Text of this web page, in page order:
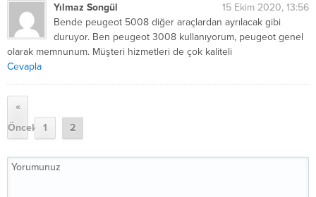
Yılmaz Songül
15 Ekim 2020, 13:56
Bende peugeot 5008 diğer araçlardan ayrılacak gibi
duruyor. Ben peugeot 3008 kullanıyorum, peugeot genel
olarak memnunum. Müşteri hizmetleri de çok kaliteli
Cevapla
«
Önceki
1 2